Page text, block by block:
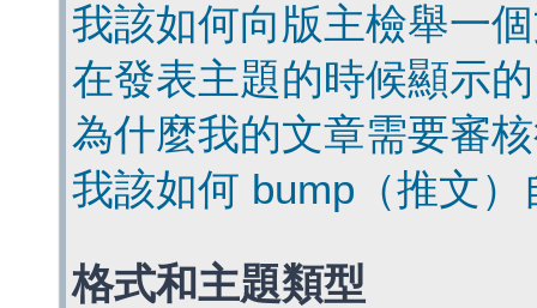
我該如何向版主檢舉一
在發表主題的時候顯示
為什麼我的文章需要審
我該如何 bump（推文
格式和主題類型